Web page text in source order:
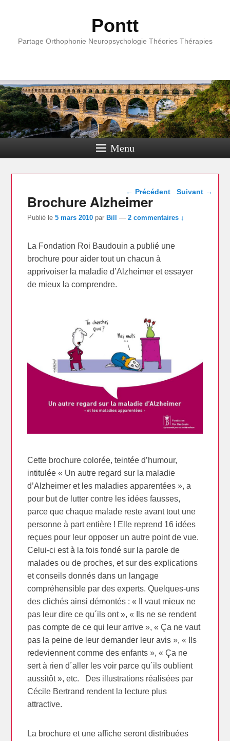
Pontt
Partage Orthophonie Neuropsychologie Théories Thérapies
Menu
Navigation dans les
← Précédent Suivant →
Brochure Alzheimer
Publié le5 mars 2010 par Bill —2 commentaires ↓
La Fondation Roi Baudouin a publié une
brochure pour aider tout un chacun à
apprivoiser la maladie d’Alzheimer et essayer
de mieux la comprendre.
Cette brochure colorée, teintée d’humour,
intitulée « Un autre regard sur la maladie
d’Alzheimer et les maladies apparentées », a
pour but de lutter contre les idées fausses,
parce que chaque malade reste avant tout une
personne à part entière ! Elle reprend 16 idées
reçues pour leur opposer un autre point de vue.
Celui-ci est à la fois fondé sur la parole de
malades ou de proches, et sur des explications
et conseils donnés dans un langage
compréhensible par des experts. Quelques-uns
des clichés ainsi démontés : « Il vaut mieux ne
pas leur dire ce qu´ils ont », « Ils ne se rendent
pas compte de ce qui leur arrive », « Ça ne vaut
pas la peine de leur demander leur avis », « Ils
redeviennent comme des enfants », « Ça ne
sert à rien d´aller les voir parce qu´ils oublient
aussitôt », etc. Des illustrations réalisées par
Cécile Bertrand rendent la lecture plus
attractive.
La brochure et une affiche seront distribuées